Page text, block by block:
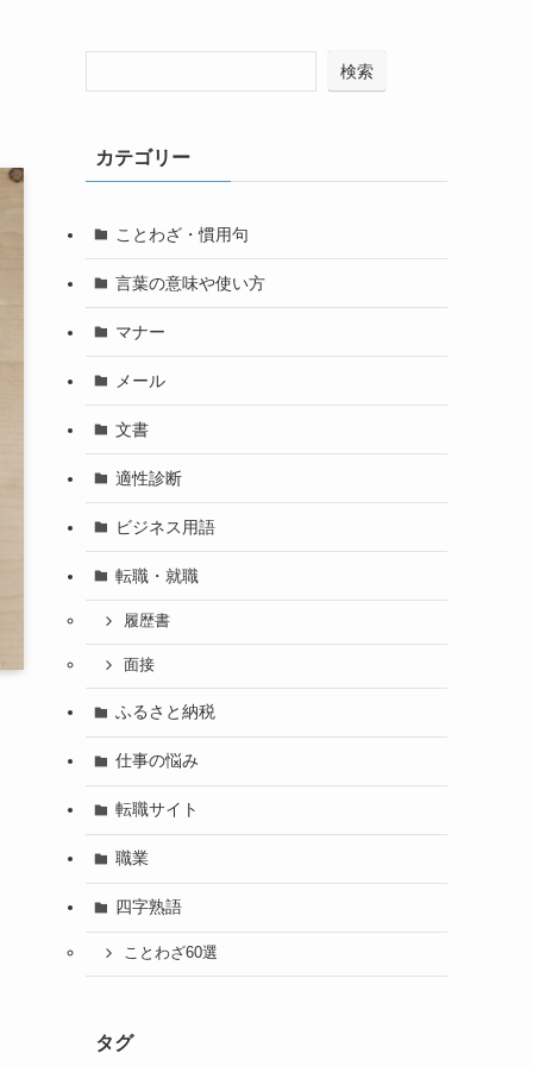
検索
カテゴリー
ことわざ・慣用句
言葉の意味や使い方
マナー
メール
文書
適性診断
ビジネス用語
転職・就職
履歴書
面接
ふるさと納税
仕事の悩み
転職サイト
職業
四字熟語
ことわざ60選
タグ